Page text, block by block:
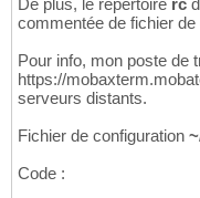
De plus, le répertoire rc
commentée de fichier de
Pour info, mon poste de
https://
serveurs distants.
Fichier de configuration
Code :